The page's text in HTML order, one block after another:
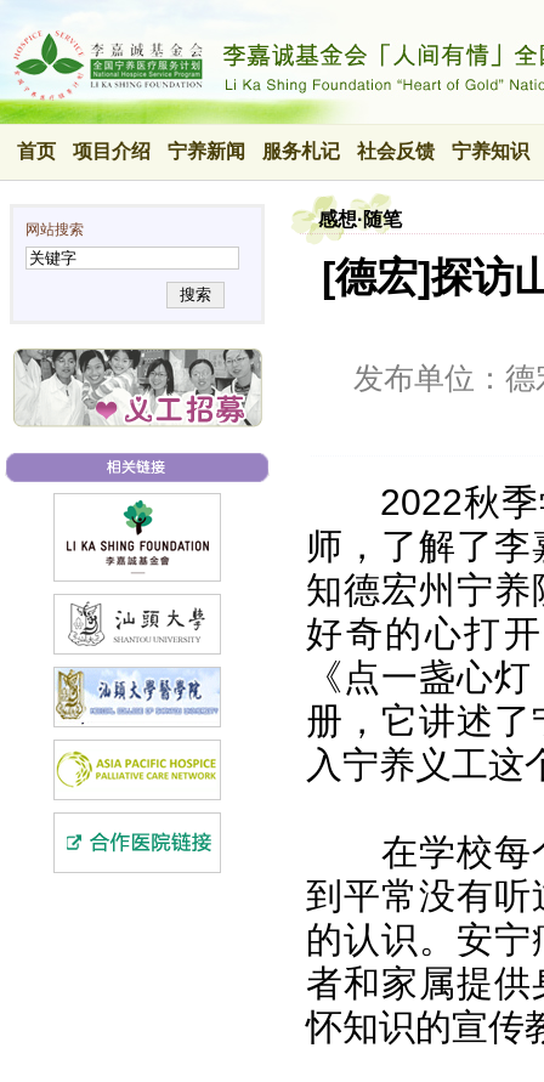
首页 项目介绍 宁养新闻 服务札记 社会反馈 宁养知识
网站搜索
搜索
感想·随笔
[德宏]探访
发布单位：
2022秋
师，了解了
知德宏州宁
好奇的心打
《点一盏心
册，它讲述
入宁养义工这
在学校每
到平常没有
的认识。安
者和家属提
怀知识的宣传